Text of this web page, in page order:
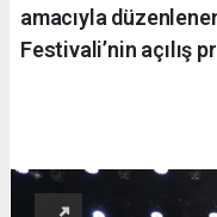
amacıyla
Festivali’nin açılış